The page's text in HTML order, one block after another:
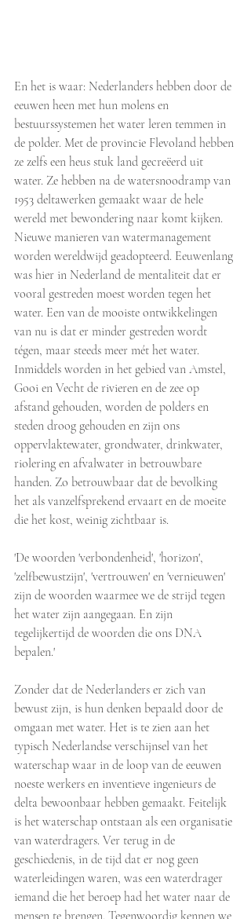
En het is waar: Nederlanders hebben door de
eeuwen heen met hun molens en
bestuurssystemen het water leren temmen in
de polder. Met de provincie Flevoland hebben
ze zelfs een heus stuk land gecreëerd uit
water. Ze hebben na de watersnoodramp van
1953 deltawerken gemaakt waar de hele
wereld met bewondering naar komt kijken.
Nieuwe manieren van watermanagement
worden wereldwijd geadopteerd. Eeuwenlang
was hier in Nederland de mentaliteit dat er
vooral gestreden moest worden tegen het
water. Een van de mooiste ontwikkelingen
van nu is dat er minder gestreden wordt
tégen, maar steeds meer mét het water.
Inmiddels worden in het gebied van Amstel,
Gooi en Vecht de rivieren en de zee op
afstand gehouden, worden de polders en
steden droog gehouden en zijn ons
oppervlaktewater, grondwater, drinkwater,
riolering en afvalwater in betrouwbare
handen. Zo betrouwbaar dat de bevolking
het als vanzelfsprekend ervaart en de moeite
die het kost, weinig zichtbaar is.
'De woorden 'verbondenheid', 'horizon',
'zelfbewustzijn', 'vertrouwen' en 'vernieuwen'
zijn de woorden waarmee we de strijd tegen
het water zijn aangegaan. En zijn
tegelijkertijd de woorden die ons DNA
bepalen.'
Zonder dat de Nederlanders er zich van
bewust zijn, is hun denken bepaald door de
omgaan met water. Het is te zien aan het
typisch Nederlandse verschijnsel van het
waterschap waar in de loop van de eeuwen
noeste werkers en inventieve ingenieurs de
delta bewoonbaar hebben gemaakt. Feitelijk
is het waterschap ontstaan als een organisatie
van waterdragers. Ver terug in de
geschiedenis, in de tijd dat er nog geen
waterleidingen waren, was een waterdrager
iemand die het beroep had het water naar de
mensen te brengen. Tegenwoordig kennen we